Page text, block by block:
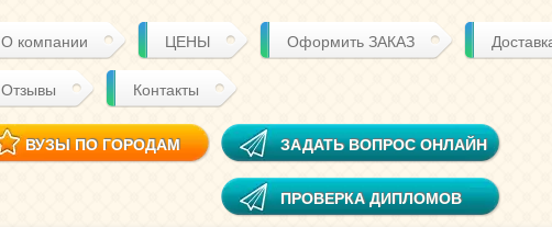
О компании ЦЕНЫ Оформить ЗАКАЗ
Отзывы Контакты
ВУЗЫ ПО ГОРОДАМ ЗАДАТЬ ВОПРОС ОНЛАЙН
ПРОВЕРКА ДИПЛОМОВ